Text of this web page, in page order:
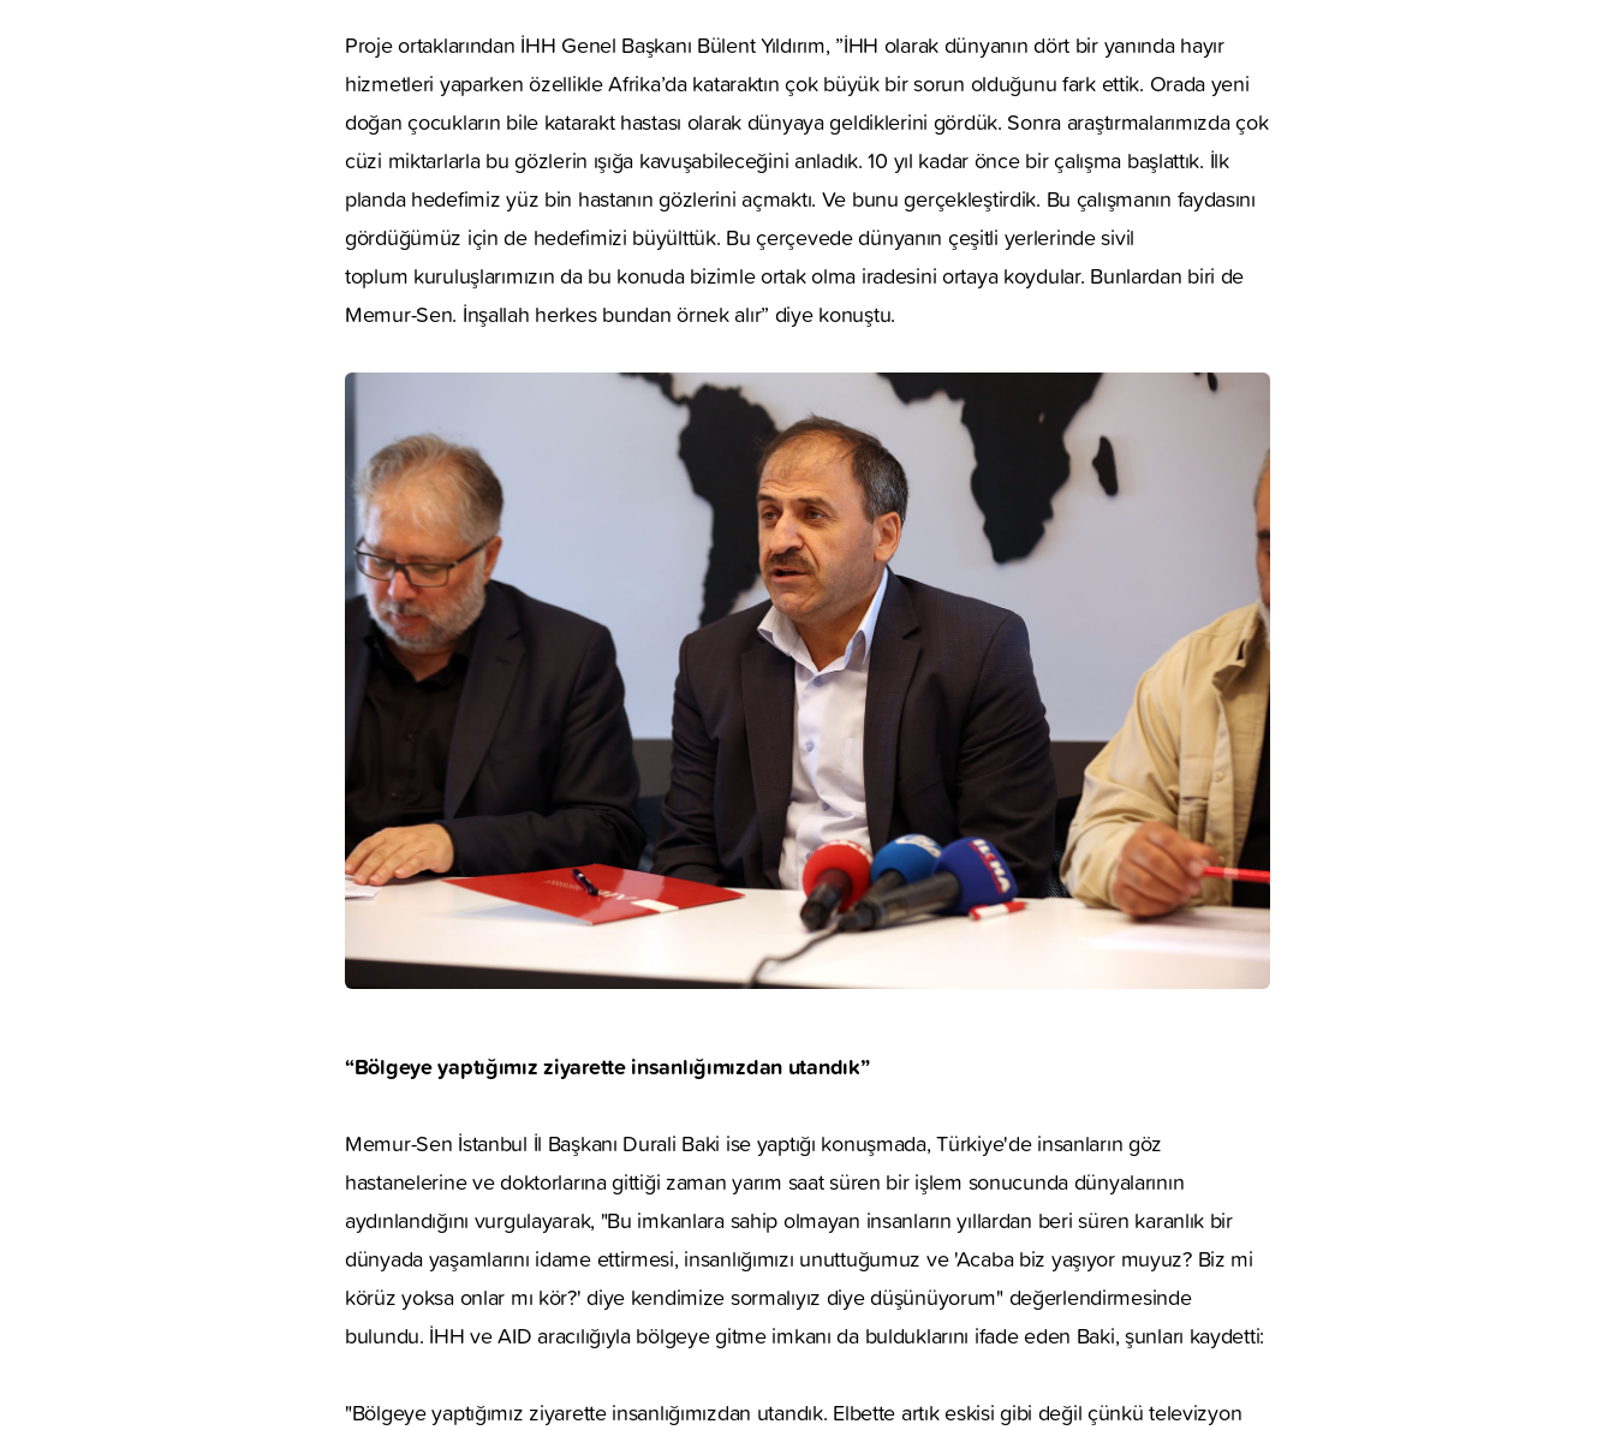
Proje ortaklarından İHH Genel Başkanı Bülent Yıldırım, ”İHH olarak dünyanın dört bir yanında hayır
hizmetleri yaparken özellikle Afrika’da kataraktın çok büyük bir sorun olduğunu fark ettik. Orada yeni
doğan çocukların bile katarakt hastası olarak dünyaya geldiklerini gördük. Sonra araştırmalarımızda çok
cüzi miktarlarla bu gözlerin ışığa kavuşabileceğini anladık. 10 yıl kadar önce bir çalışma başlattık. İlk
planda hedefimiz yüz bin hastanın gözlerini açmaktı. Ve bunu gerçekleştirdik. Bu çalışmanın faydasını
gördüğümüz için de hedefimizi büyülttük. Bu çerçevede dünyanın çeşitli yerlerinde sivil
toplum kuruluşlarımızın da bu konuda bizimle ortak olma iradesini ortaya koydular. Bunlardan biri de
Memur-Sen. İnşallah herkes bundan örnek alır” diye konuştu.
“Bölgeye yaptığımız ziyarette insanlığımızdan utandık”
Memur-Sen İstanbul İl Başkanı Durali Baki ise yaptığı konuşmada, Türkiye'de insanların göz
hastanelerine ve doktorlarına gittiği zaman yarım saat süren bir işlem sonucunda dünyalarının
aydınlandığını vurgulayarak, "Bu imkanlara sahip olmayan insanların yıllardan beri süren karanlık bir
dünyada yaşamlarını idame ettirmesi, insanlığımızı unuttuğumuz ve 'Acaba biz yaşıyor muyuz? Biz mi
körüz yoksa onlar mı kör?' diye kendimize sormalıyız diye düşünüyorum" değerlendirmesinde
bulundu. İHH ve AID aracılığıyla bölgeye gitme imkanı da bulduklarını ifade eden Baki, şunları kaydetti:
"Bölgeye yaptığımız ziyarette insanlığımızdan utandık. Elbette artık eskisi gibi değil çünkü televizyon